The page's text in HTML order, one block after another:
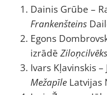
Dainis Grūbe –
Frankenšteins
Egons
izrādēZiloņcilvēks
Ivars Kļavinskis
Mežapīle Latvijas